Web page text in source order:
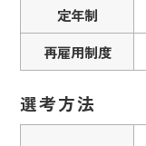
定年制
再雇用制度
選考方法